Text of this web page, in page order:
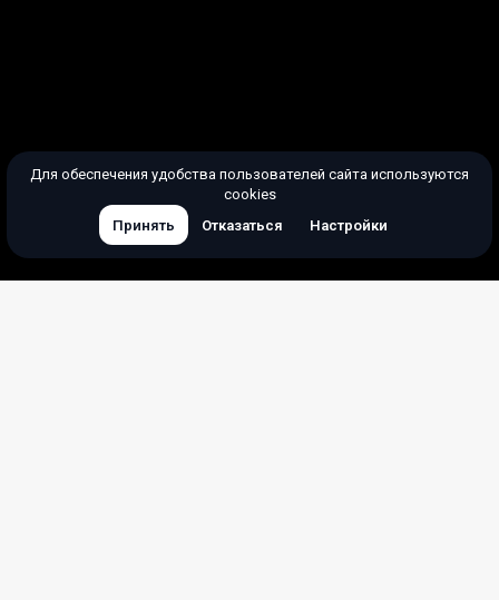
Для обеспечения удобства пользователей сайта используются
cookies
Принять
Отказаться Настройки